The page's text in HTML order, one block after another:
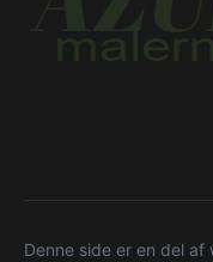
Denne side er en del